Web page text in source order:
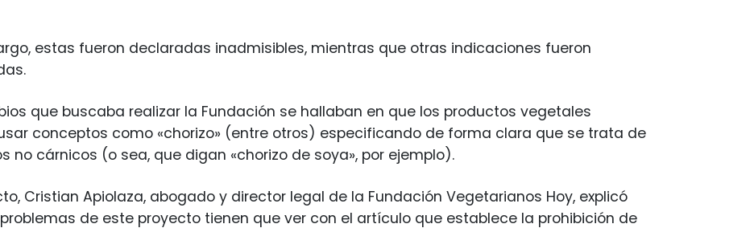
estas fueron declaradas inadmisibles, mientras que otras indicaciones fueron
que buscaba realizar la Fundación se hallaban en que los productos vegetales
conceptos como «chorizo» (entre otros) especificando de forma clara que se trata de
no cárnicos (o sea, que digan «chorizo de soya», por ejemplo).
Cristian Apiolaza, abogado y director legal de la Fundación Vegetarianos Hoy, explicó
de este proyecto tienen que ver con el artículo que establece la prohibición de